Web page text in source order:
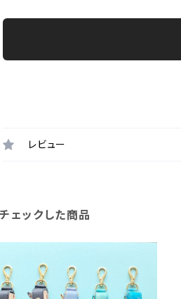
レビュー
ェックした商品